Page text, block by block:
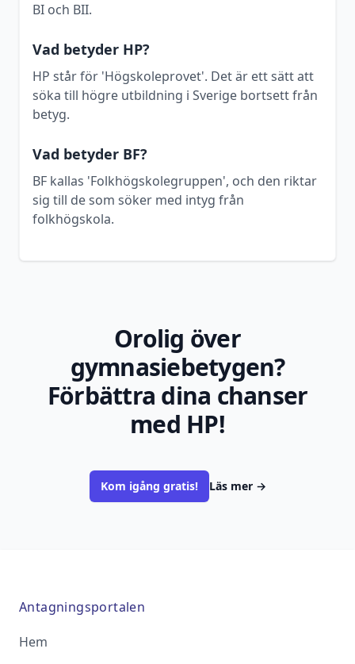
BI och BII.
Vad betyder HP?
HP står för 'Högskoleprovet'. Det är ett sätt att
söka till högre utbildning i Sverige bortsett från
betyg.
Vad betyder BF?
BF kallas 'Folkhögskolegruppen', och den riktar
sig till de som söker med intyg från
folkhögskola.
Orolig över
gymnasiebetygen?
Förbättra dina chanser
med HP!
Kom igång gratis! Läs mer →
Antagningsportalen
Hem